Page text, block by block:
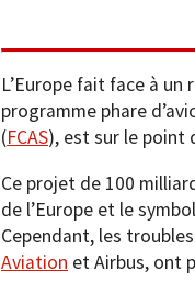
L’Europe fait face à
programme phare
(FCAS), est sur le point
Ce projet de 100
de l’Europe et le
Cependant, les
Aviation et Airbus, ont